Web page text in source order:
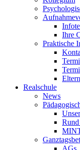
Ihre
Praktische
Realschule
News
AGs